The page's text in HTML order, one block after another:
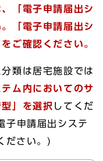
「電子申請届出シ
「電子申請届出シ
ご確認ください。
類は居宅施設では
ム内においてのサ
」を選択 してくだ
子申請届出システ
ださい。)